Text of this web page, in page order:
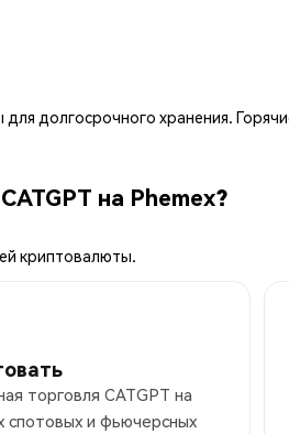
долгосрочного хранения.
на Phemex?
криптовалюты.
торговля CATGPT на
спотовых и фьючерсных